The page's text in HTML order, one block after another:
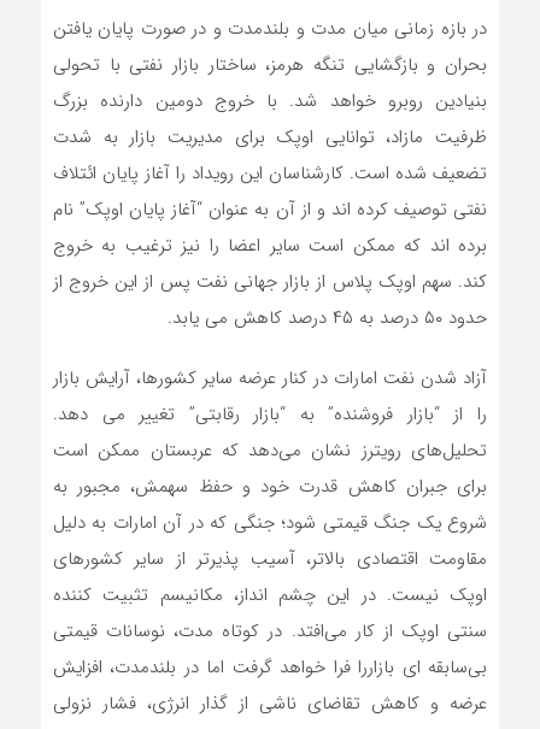
در بازه زمانی میان مدت و بلندمدت و در صورت پایان یافتن
بحران و بازگشایی تنگه هرمز، ساختار بازار نفتی با تحولی
بنیادین روبرو خواهد شد. با خروج دومین دارنده بزرگ
ظرفیت مازاد، توانایی اوپک برای مدیریت بازار به شدت
تضعیف شده است. کارشناسان این رویداد را آغاز پایان ائتلاف
نفتی توصیف کرده اند و از آن به عنوان “آغاز پایان اوپک” نام
برده اند که ممکن است سایر اعضا را نیز ترغیب به خروج
کند. سهم اوپک پلاس از بازار جهانی نفت پس از این خروج از
حدود ۵۰ درصد به ۴۵ درصد کاهش می یابد.
آزاد شدن نفت امارات در کنار عرضه سایر کشورها، آرایش بازار
را از “بازار فروشنده” به “بازار رقابتی” تغییر می دهد.
تحلیل‌های رویترز نشان می‌دهد که عربستان ممکن است
برای جبران کاهش قدرت خود و حفظ سهمش، مجبور به
شروع یک جنگ قیمتی شود؛ جنگی که در آن امارات به دلیل
مقاومت اقتصادی بالاتر، آسیب پذیرتر از سایر کشورهای
اوپک نیست. در این چشم انداز، مکانیسم تثبیت کننده
سنتی اوپک از کار می‌افتد. در کوتاه مدت، نوسانات قیمتی
بی‌سابقه ای بازاررا فرا خواهد گرفت اما در بلندمدت، افزایش
عرضه و کاهش تقاضای ناشی از گذار انرژی، فشار نزولی